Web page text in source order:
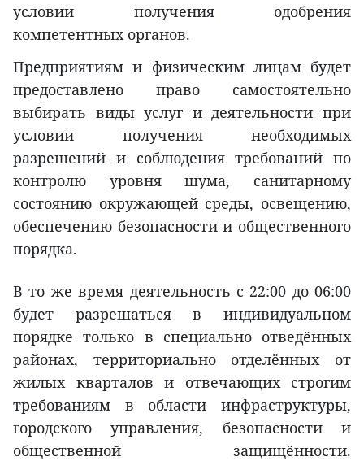
условии получения одобрения
компетентных органов.
Предприятиям и физическим лицам будет
предоставлено право самостоятельно
выбирать виды услуг и деятельности при
условии получения необходимых
разрешений и соблюдения требований по
контролю уровня шума, санитарному
состоянию окружающей среды, освещению,
обеспечению безопасности и общественного
порядка.
В то же время деятельность с 22:00 до 06:00
будет разрешаться в индивидуальном
порядке только в специально отведённых
районах, территориально отделённых от
жилых кварталов и отвечающих строгим
требованиям в области инфраструктуры,
городского управления, безопасности и
общественной защищённости.